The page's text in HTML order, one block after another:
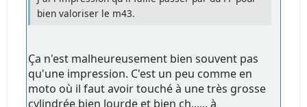
bien valoriser le m43.
Ça n'est malheureusement bien souvent pas
qu'une impression. C'est un peu comme en
moto où il faut avoir touché à une très grosse
cylindrée bien lourde et bien ch...... à